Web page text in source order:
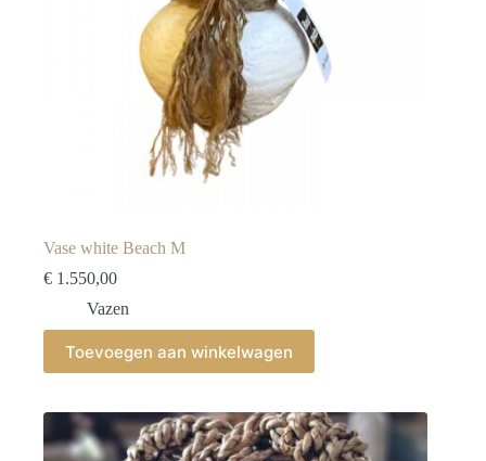
Vase white Beach M
€ 1.550,00
Vazen
Toevoegen aan winkelwagen